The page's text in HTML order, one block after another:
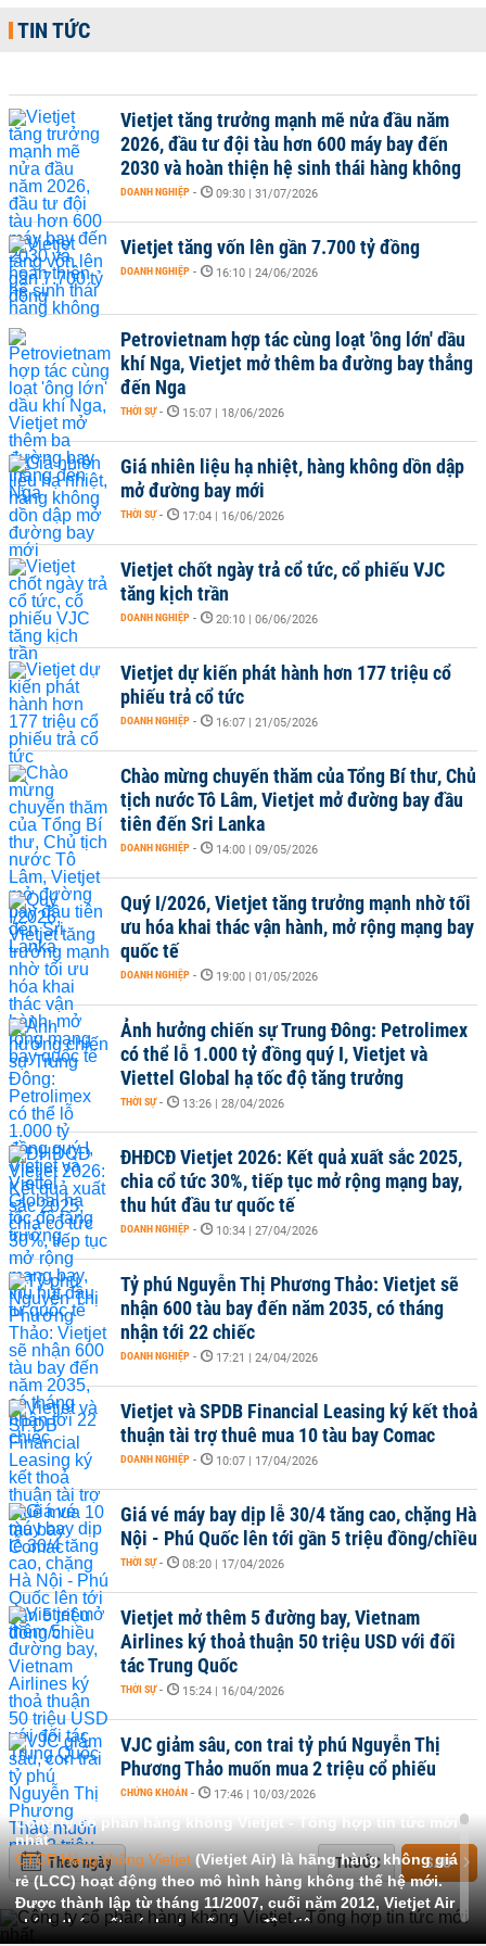
TIN TỨC
Vietjet tăng trưởng mạnh mẽ nửa đầu năm
2026, đầu tư đội tàu hơn 600 máy bay đến
2030 và hoàn thiện hệ sinh thái hàng không
DOANH NGHIỆP - 09:30 | 31/07/2026
Vietjet tăng vốn lên gần 7.700 tỷ đồng
DOANH NGHIỆP - 16:10 | 24/06/2026
Petrovietnam hợp tác cùng loạt 'ông lớn' dầu
khí Nga, Vietjet mở thêm ba đường bay thẳng
đến Nga
THỜI SỰ - 15:07 | 18/06/2026
Giá nhiên liệu hạ nhiệt, hàng không dồn dập
mở đường bay mới
THỜI SỰ - 17:04 | 16/06/2026
Vietjet chốt ngày trả cổ tức, cổ phiếu VJC
tăng kịch trần
DOANH NGHIỆP - 20:10 | 06/06/2026
Vietjet dự kiến phát hành hơn 177 triệu cổ
phiếu trả cổ tức
DOANH NGHIỆP - 16:07 | 21/05/2026
Chào mừng chuyến thăm của Tổng Bí thư, Chủ
tịch nước Tô Lâm, Vietjet mở đường bay đầu
tiên đến Sri Lanka
DOANH NGHIỆP - 14:00 | 09/05/2026
Quý I/2026, Vietjet tăng trưởng mạnh nhờ tối
ưu hóa khai thác vận hành, mở rộng mạng bay
quốc tế
DOANH NGHIỆP - 19:00 | 01/05/2026
Ảnh hưởng chiến sự Trung Đông: Petrolimex
có thể lỗ 1.000 tỷ đồng quý I, Vietjet và
Viettel Global hạ tốc độ tăng trưởng
THỜI SỰ - 13:26 | 28/04/2026
ĐHĐCĐ Vietjet 2026: Kết quả xuất sắc 2025,
chia cổ tức 30%, tiếp tục mở rộng mạng bay,
thu hút đầu tư quốc tế
DOANH NGHIỆP - 10:34 | 27/04/2026
Tỷ phú Nguyễn Thị Phương Thảo: Vietjet sẽ
nhận 600 tàu bay đến năm 2035, có tháng
nhận tới 22 chiếc
DOANH NGHIỆP - 17:21 | 24/04/2026
Vietjet và SPDB Financial Leasing ký kết thoả
thuận tài trợ thuê mua 10 tàu bay Comac
DOANH NGHIỆP - 10:07 | 17/04/2026
Giá vé máy bay dịp lễ 30/4 tăng cao, chặng Hà
Nội - Phú Quốc lên tới gần 5 triệu đồng/chiều
THỜI SỰ - 08:20 | 17/04/2026
Vietjet mở thêm 5 đường bay, Vietnam
Airlines ký thoả thuận 50 triệu USD với đối
tác Trung Quốc
THỜI SỰ - 15:24 | 16/04/2026
VJC giảm sâu, con trai tỷ phú Nguyễn Thị
Phương Thảo muốn mua 2 triệu cổ phiếu
CHỨNG KHOÁN - 17:46 | 10/03/2026
Theo ngày TRƯỚC SAU
Công ty cổ phần hàng không Vietjet - Tổng hợp tin tức mới
nhất
CTCP Hàng không Vietjet (Vietjet Air) là hãng hàng không giá
rẻ (LCC) hoạt động theo mô hình hàng không thế hệ mới.
Được thành lập từ tháng 11/2007, cuối năm 2012, Vietjet Air
chính thức cất cánh chuyến bay đầu tiên.